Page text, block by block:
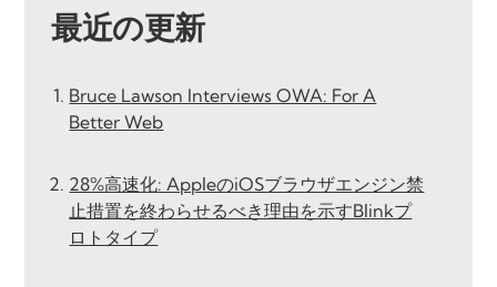
最近の更新
Bruce Lawson Interviews OWA: For A
Better Web
28%高速化: AppleのiOSブラウザエンジン禁
止措置を終わらせるべき理由を示すBlinkプ
ロトタイプ